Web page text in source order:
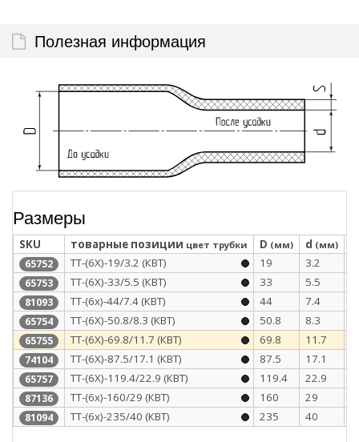
Полезная информация
Размеры
SKU товарные позиции цвет трубки D (мм) d (мм)
65752 ТТ-(6Х)-19/3.2 (КВТ) 19 3.2
65753 ТТ-(6Х)-33/5.5 (КВТ) 33 5.5
81093 ТТ-(6х)-44/7.4 (КВТ) 44 7.4
65754 ТТ-(6Х)-50.8/8.3 (КВТ) 50.8 8.3
65755 ТТ-(6Х)-69.8/11.7 (КВТ) 69.8 11.7
74104 ТТ-(6Х)-87.5/17.1 (КВТ) 87.5 17.1
65757 ТТ-(6Х)-119.4/22.9 (КВТ) 119.4 22.9
87136 ТТ-(6х)-160/29 (КВТ) 160 29
81094 ТТ-(6х)-235/40 (КВТ) 235 40